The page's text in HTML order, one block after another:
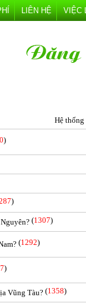
LIÊN HỆ VIỆC
Hệ
)
)
(1307)
(1292)
)
Vũng Tàu? (1358)